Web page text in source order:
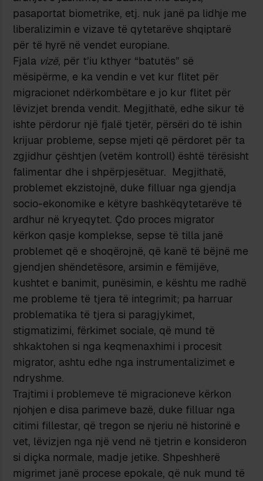
pasaportat biometrike, etj. nuk janë pa lidhje me
liberalizimin e vizave të qytetarëve shqiptarë
për të hyrë në vendet europiane.
Fjala vizë, për t’iu kthyer “batutës” së
mësipërme, e ka vendin e vet kur flitet për
migracionet ndërkombëtare e jo kur flitet për
lëvizjet brenda vendit. Megjithatë, edhe sikur të
ishte përdorur një fjalë tjetër, përsëri do të ishin
krijuar probleme, sepse mjeti që përdoret për ta
zgjidhur çështjen (vetëm kontroll) është tërësisht
falimentar dhe i shpërpjesëtuar. Megjithatë,
problemet ekzistojnë, duke filluar nga gjendja
socio-ekonomike e këtyre bashkëqytetarëve të
ardhur në kryeqytet. Çdo proces migrator
kërkon qasje komplekse, sepse të tilla janë
problemet që e shoqërojnë, që kanë të bëjnë me
gjendjen shëndetësore, arsimin e fëmijëve,
kushtet e banimit, punësimin, e kështu me radhë
me probleme të tjera të integrimit; pa harruar
problematika të tjera si paragjykimet,
stigmatizimi, fërkimet sociale, që mund të
shkaktohen si nga keqmenaxhimi i procesit
migrator, ashtu edhe nga instrumentalizimet e
ndryshme.
Trajtimi i problemeve të migracioneve kërkon
njohjen e disa parimeve bazë, duke filluar nga
citimi fillestar, që tregon se njeriu në historinë e
vet, lëvizjen nga një vend në tjetrin e konsideron
si diçka normale, madje jetike. Shpeshherë
migrimet janë procese epokale, që nuk mund të